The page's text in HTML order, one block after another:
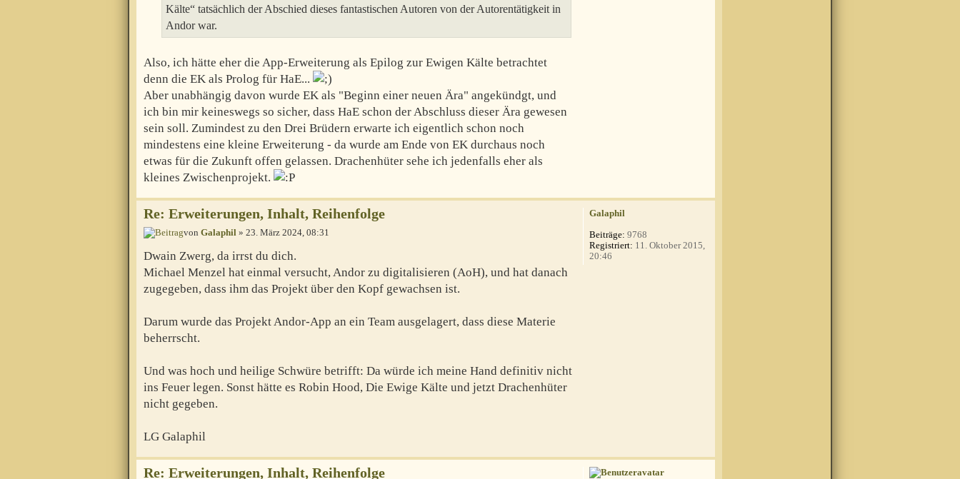
Kälte“ tatsächlich der Abschied dieses fantastischen Autoren von der Autorentätigkeit in
Andor war.
Also, ich hätte eher die App-Erweiterung als Epilog zur Ewigen Kälte betrachtet
denn die EK als Prolog für HaE...
Aber unabhängig davon wurde EK als "Beginn einer neuen Ära" angekündgt, und
ich bin mir keineswegs so sicher, dass HaE schon der Abschluss dieser Ära gewesen
sein soll. Zumindest zu den Drei Brüdern erwarte ich eigentlich schon noch
mindestens eine kleine Erweiterung - da wurde am Ende von EK durchaus noch
etwas für die Zukunft offen gelassen. Drachenhüter sehe ich jedenfalls eher als
kleines Zwischenprojekt.
Re: Erweiterungen, Inhalt, Reihenfolge
von Galaphil » 23. März 2024, 08:31
Dwain Zwerg, da irrst du dich.
Michael Menzel hat einmal versucht, Andor zu digitalisieren (AoH), und hat danach
zugegeben, dass ihm das Projekt über den Kopf gewachsen ist.
Darum wurde das Projekt Andor-App an ein Team ausgelagert, dass diese Materie
beherrscht.
Und was hoch und heilige Schwüre betrifft: Da würde ich meine Hand definitiv nicht
ins Feuer legen. Sonst hätte es Robin Hood, Die Ewige Kälte und jetzt Drachenhüter
nicht gegeben.
LG Galaphil
Galaphil
Beiträge: 9768
Registriert: 11. Oktober 2015,
20:46
Re: Erweiterungen, Inhalt, Reihenfolge